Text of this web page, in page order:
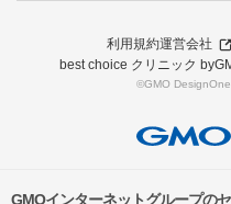
利用規約運営会社
best choice クリニック
©GMO
GMOインターネットグループの